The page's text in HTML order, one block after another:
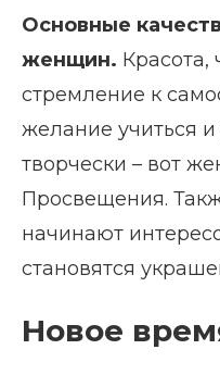
Основные
женщин. Красота,
стремление к
желание учиться
творчески – вот
Просвещения.
начинают
становятся
Новое